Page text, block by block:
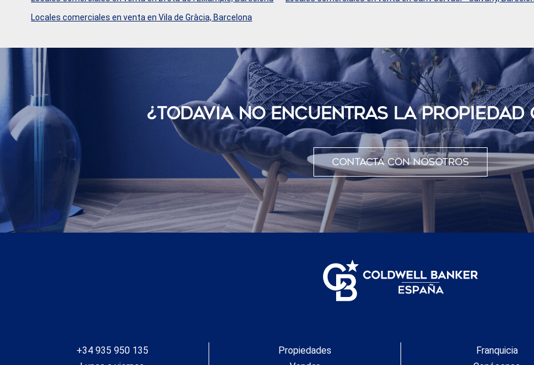
Locales comerciales en venta en Vila de Gràcia, Barcelona
¿TODAVÍ­A NO ENCUENTRAS LA PROPIEDAD
Contacta con nosotros
+34 935 950 135
Propiedades
Franquicia